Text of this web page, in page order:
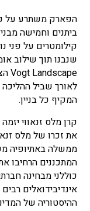
הפארק משתרע על
קילומטרים על פני
שנבנו תוך שילוב
לאורך שביל ההליכה
המקיף כל בניין.
את זכרו של מלס
המתכננים הרחיבו
כוללני מבחינה
אינדיבידואלים
ההיסטוריה של